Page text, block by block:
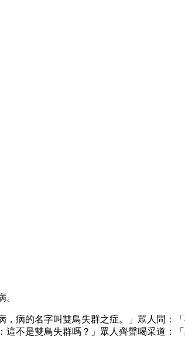
病的名字叫雙鳥失群之症。」眾人問：
不是雙鳥失群嗎？」眾人齊聲喝采道：「